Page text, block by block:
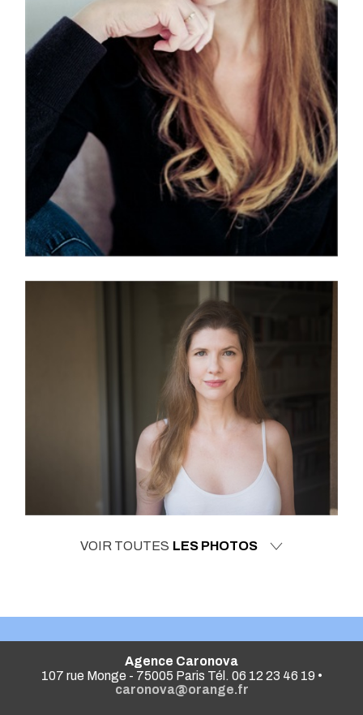
VOIR TOUTES LES PHOTOS
Agence Caronova
107 rue Monge - 75005 Paris Tél. 06 12 23 46 19 •
caronova@orange.fr